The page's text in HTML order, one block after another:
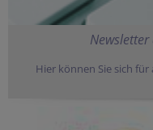
Hier können Sie sich